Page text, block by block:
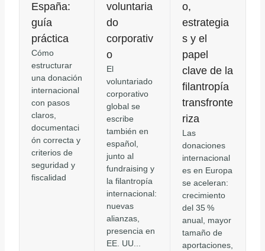
España:
guía
práctica
Cómo
estructurar
una donación
internacional
con pasos
claros,
documentaci
ón correcta y
criterios de
seguridad y
fiscalidad
voluntaria
do
corporativ
o
El
voluntariado
corporativo
global se
escribe
también en
español,
junto al
fundraising y
la filantropía
internacional:
nuevas
alianzas,
presencia en
EE. UU...
o,
estrategia
s y el
papel
clave de la
filantropía
transfronte
riza
Las
donaciones
internacional
es en Europa
se aceleran:
crecimiento
del 35 %
anual, mayor
tamaño de
aportaciones,